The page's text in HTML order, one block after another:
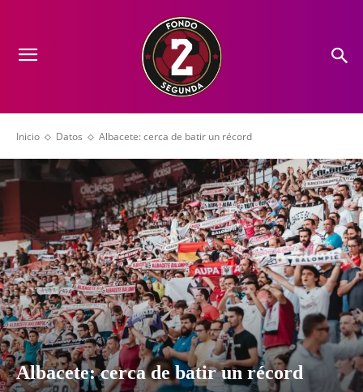
Inicio Datos Albacete: cerca de batir un récord
Albacete: cerca de batir un récord